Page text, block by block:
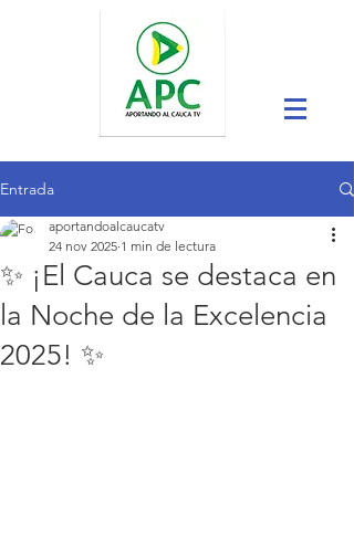
Entrada
✨ ¡El Cauca se destaca en
la Noche de la Excelencia
2025! ✨
aportandoalcaucatv
24 nov 2025 1 min de lectura